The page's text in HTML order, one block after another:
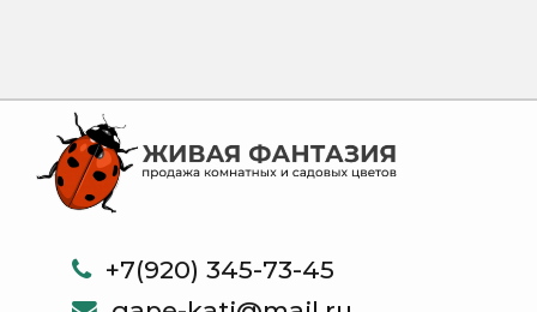
+7(920) 345-73-45